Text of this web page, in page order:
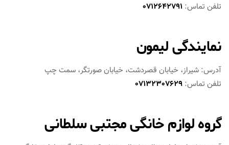
تلفن تماس: 0712642791
نمایندگی لیمون
آدرس: شیراز، خیابان قصردشت، خیابان صورتگر، سمت چپ
تلفن تماس: 07132307629
گروه لوازم خانگی مجتبی سلطانی